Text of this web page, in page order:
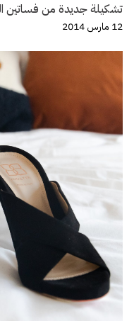
تشكيلة جديدة من فساتين الخطوبة
12 مارس 2014